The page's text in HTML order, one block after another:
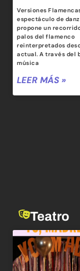
Versiones
espectáculo de
propone un
palos del flamenco
reinterpretados
actual. A través del
música
LEER MÁS »
Teatro